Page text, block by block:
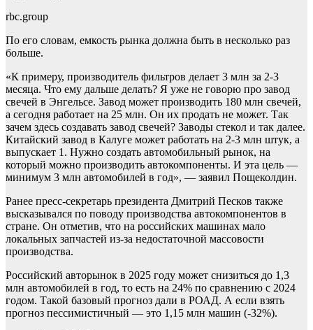
rbc.group
По его словам, емкость рынка должна быть в несколько раз
больше.
«К примеру, производитель фильтров делает 3 млн за 2-3
месяца. Что ему дальше делать? Я уже не говорю про завод
свечей в Энгельсе. Завод может производить 180 млн свечей,
а сегодня работает на 25 млн. Он их продать не может. Так
зачем здесь создавать завод свечей? Заводы стекол и так далее.
Китайский завод в Калуге может работать на 2-3 млн штук, а
выпускает 1. Нужно создать автомобильный рынок, на
который можно производить автокомпоненты. И эта цель —
минимум 3 млн автомобилей в год», — заявил Пощеколдин.
Ранее пресс-секретарь президента Дмитрий Песков также
высказывался по поводу производства автокомпонентов в
стране. Он отметив, что на российских машинах мало
локальных запчастей из-за недостаточной массовости
производства.
Российский авторынок в 2025 году может снизиться до 1,3
млн автомобилей в год, то есть на 24% по сравнению с 2024
годом. Такой базовый прогноз дали в РОАД. А если взять
прогноз пессимистичный — это 1,15 млн машин (-32%).